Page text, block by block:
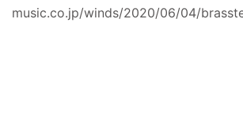
music.co.jp/winds/2020/06/04/